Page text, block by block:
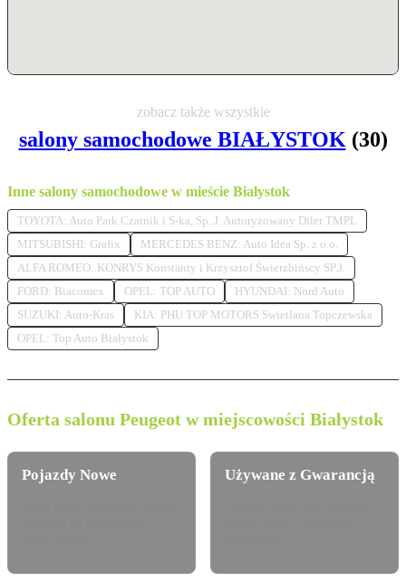
zobacz także wszystkie
salony samochodowe BIAŁYSTOK(30)
Inne salony samochodowe w mieście Białystok
TOYOTA: Auto Park Czarnik i S-ka, Sp. J. Autoryzowany Diler TMPL
MITSUBISHI: Grafix
MERCEDES BENZ: Auto Idea Sp. z o.o.
ALFA ROMEO: KONRYS Konstanty i Krzysztof Świerzbińscy SP.J.
FORD: Biacomex
OPEL: TOP AUTO
HYUNDAI: Nord Auto
SUZUKI: Auto-Kras
KIA: PHU TOP MOTORS Swietłana Topczewska
OPEL: Top Auto Białystok
Oferta salonu Peugeot w miejscowości Białystok
Pojazdy Nowe Używane z Gwarancją